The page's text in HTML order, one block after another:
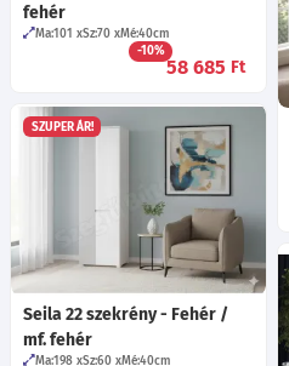
fehér
Ma:101 Sz:70 Mé:40cm
-10%
58 685 Ft
SZUPER ÁR!
Seila 22 szekrény - Fehér /
mf. fehér
Ma:198 Sz:60 Mé:40cm